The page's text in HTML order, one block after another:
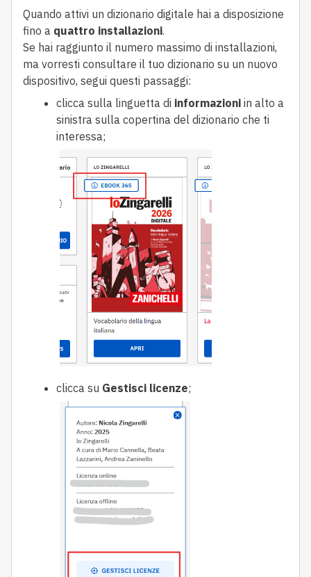
Quando attivi un dizionario digitale hai a disposizione
fino a quattro installazioni.
Se hai raggiunto il numero massimo di installazioni,
ma vorresti consultare il tuo dizionario su un nuovo
dispositivo, segui questi passaggi:
clicca sulla linguetta di informazioni in alto a
sinistra sulla copertina del dizionario che ti
interessa;
clicca su Gestisci licenze;